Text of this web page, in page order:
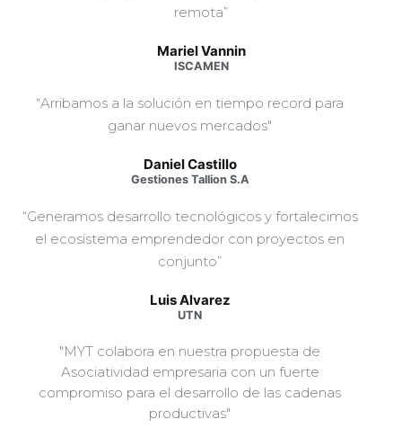
remota”
Mariel Vannin
ISCAMEN
“Arribamos a la solución en tiempo record para
ganar nuevos mercados"
Daniel Castillo
Gestiones Tallion S.A
“Generamos desarrollo tecnológicos y fortalecimos
el ecosistema emprendedor con proyectos en
conjunto”
Luis Alvarez
UTN
"MYT colabora en nuestra propuesta de
Asociatividad empresaria con un fuerte
compromiso para el desarrollo de las cadenas
productivas"